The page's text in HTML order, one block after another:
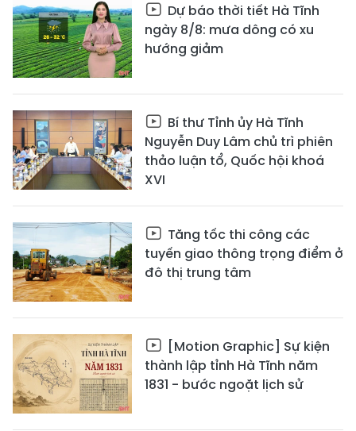
Dự báo thời tiết Hà Tĩnh
ngày 8/8: mưa dông có xu
hướng giảm
Bí thư Tỉnh ủy Hà Tĩnh
Nguyễn Duy Lâm chủ trì phiên
thảo luận tổ, Quốc hội khoá
XVI
Tăng tốc thi công các
tuyến giao thông trọng điểm ở
đô thị trung tâm
[Motion Graphic] Sự kiện
thành lập tỉnh Hà Tĩnh năm
1831 - bước ngoặt lịch sử